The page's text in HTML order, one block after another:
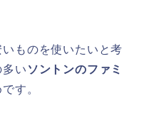
ものを使いたいと考
い ソントンのファミ
す。